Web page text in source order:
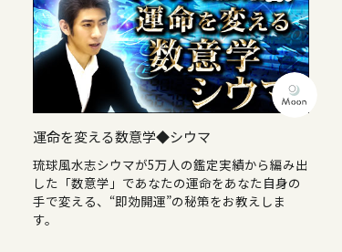
運命を変える数意学◆シウマ
琉球風水志シウマが5万人の鑑定実績から編み出
した「数意学」であなたの運命をあなた自身の
手で変える、“即効開運”の秘策をお教えしま
す。